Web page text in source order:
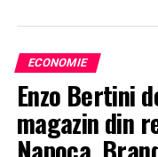
ECONOMIE
Enzo Bertini
magazin din